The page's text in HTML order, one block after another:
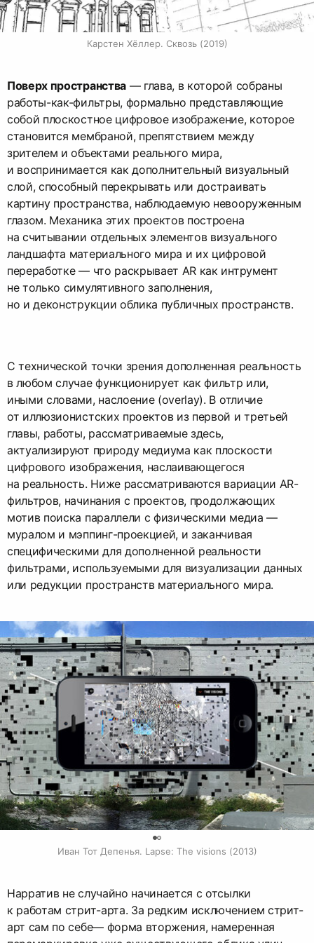
Карстен Хёллер. Сквозь (2019)
Поверх пространства— глава, в которой собраны
работы-как-фильтры, формально представляющие
собой плоскостное цифровое изображение, которое
становится мембраной, препятствием между
зрителем и объектами реального мира,
и воспринимается как дополнительный визуальный
слой, способный перекрывать или достраивать
картину пространства, наблюдаемую невооруженным
глазом. Механика этих проектов построена
на считывании отдельных элементов визуального
ландшафта материального мира и их цифровой
переработке — что раскрывает AR как интрумент
не только симулятивного заполнения,
но и деконструкции облика публичных пространств.
С технической точки зрения дополненная реальность
в любом случае функционирует как фильтр или,
иными словами, наслоение (overlay). В отличие
от иллюзионистских проектов из первой и третьей
главы, работы, рассматриваемые здесь,
актуализируют природу медиума как плоскости
цифрового изображения, наслаивающегося
на реальность. Ниже рассматриваются вариации AR-
фильтров, начинания с проектов, продолжающих
мотив поиска параллели с физическими медиа —
муралом и мэппинг-проекцией, и заканчивая
специфическими для дополненной реальности
фильтрами, используемыми для визуализации данных
или редукции пространств материального мира.
Иван Тот Депенья. Lapse: The visions (2013)
Нарратив не случайно начинается с отсылки
к работам стрит-арта. За редким исключением стрит-
арт сам по себе— форма вторжения, намеренная